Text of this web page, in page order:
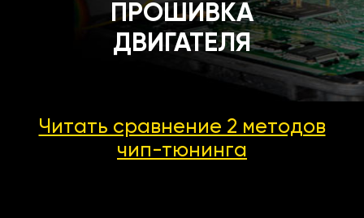
ПРОШИВКА
ДВИГАТЕЛЯ
Читать сравнение 2 методов
чип-тюнинга